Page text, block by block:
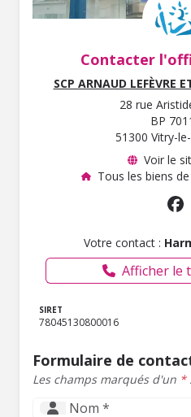
Contacter
SCP ARNAUD LEFÈVRE
28 rue
BP
51300 Vitry-
Voir le
Tous les biens
Votre contact :
Afficher le
SIRET
78045130800016
Formulaire de
Les champs marqués d'un *